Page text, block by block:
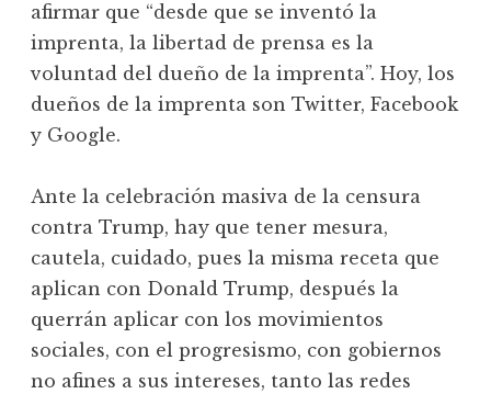
afirmar que “desde que se inventó la
imprenta, la libertad de prensa es la
voluntad del dueño de la imprenta”. Hoy, los
dueños de la imprenta son Twitter, Facebook
y Google.
Ante la celebración masiva de la censura
contra Trump, hay que tener mesura,
cautela, cuidado, pues la misma receta que
aplican con Donald Trump, después la
querrán aplicar con los movimientos
sociales, con el progresismo, con gobiernos
no afines a sus intereses, tanto las redes